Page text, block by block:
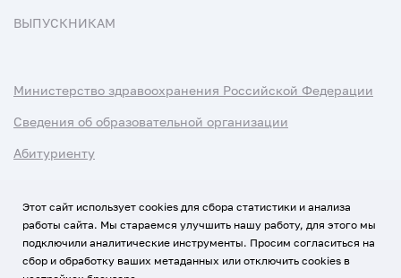
ВЫПУСКНИКАМ
Министерство здравоохранения Российской Федерации
Сведения об образовательной организации
Абитуриенту
Политика обработки персональных данных
Этот сайт использует cookies для сбора статистики и анализа
работы сайта. Мы стараемся улучшить нашу работу, для этого мы
подключили аналитические инструменты. Просим согласиться на
сбор и обработку ваших метаданных или отключить cookies в